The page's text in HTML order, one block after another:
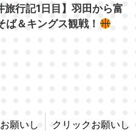
旅行記1日目】羽田から富
ば＆キングス観戦！
願いし
クリックお願いし